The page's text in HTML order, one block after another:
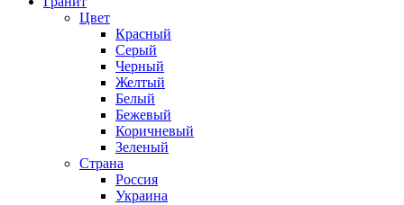
Цвет
Красный
Серый
Черный
Желтый
Белый
Бежевый
Коричневый
Зеленый
Страна
Россия
Украина